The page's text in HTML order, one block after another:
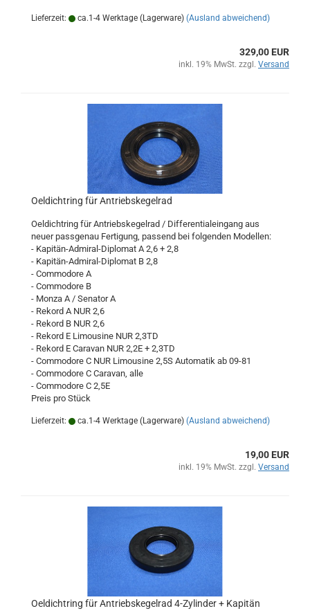
Lieferzeit: ca.1-4 Werktage (Lagerware) (Ausland abweichend)
329,00 EUR
inkl. 19% MwSt. zzgl. Versand
Oeldichtring für Antriebskegelrad
Oeldichtring für Antriebskegelrad / Differentialeingang aus
neuer passgenau Fertigung, passend bei folgenden Modellen:
- Kapitän-Admiral-Diplomat A 2,6 + 2,8
- Kapitän-Admiral-Diplomat B 2,8
- Commodore A
- Commodore B
- Monza A / Senator A
- Rekord A NUR 2,6
- Rekord B NUR 2,6
- Rekord E Limousine NUR 2,3TD
- Rekord E Caravan NUR 2,2E + 2,3TD
- Commodore C NUR Limousine 2,5S Automatik ab 09-81
- Commodore C Caravan, alle
- Commodore C 2,5E
Preis pro Stück
Lieferzeit: ca.1-4 Werktage (Lagerware) (Ausland abweichend)
19,00 EUR
inkl. 19% MwSt. zzgl. Versand
Oeldichtring für Antriebskegelrad 4-Zylinder + Kapitän